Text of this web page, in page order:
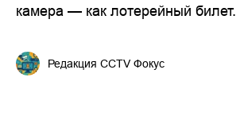
камера — как лотерейный билет.
Редакция CCTV Фокус